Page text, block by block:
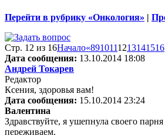
Перейти в рубрику «Онкология» |
Стр. 12 из 16Начало«8910111213141516
Дата сообщения: 13.10.2014 18:08
Андрей Токарев
Редактор
Ксения, здоровья вам!
Дата сообщения: 15.10.2014 23:24
Валентина
Здравствуйте, я ушепнула своего
переживаем.